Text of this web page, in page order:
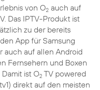
von O2auch auf
Das IPTV-Produkt ist
zu der bereits
App für Samsung
auch auf allen Android
Fernsehern und Boxen
ist O2TV powered
direkt auf den meisten